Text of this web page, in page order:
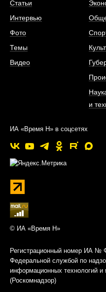
Статьи
Интервью
Фото
Темы
Видео
и
ИА «Время Н» в соцсетях
© ИА «Время Н»
Регистрационный номер ИА №
Федеральной службой по
информационных технологий
(Роскомнадзор)